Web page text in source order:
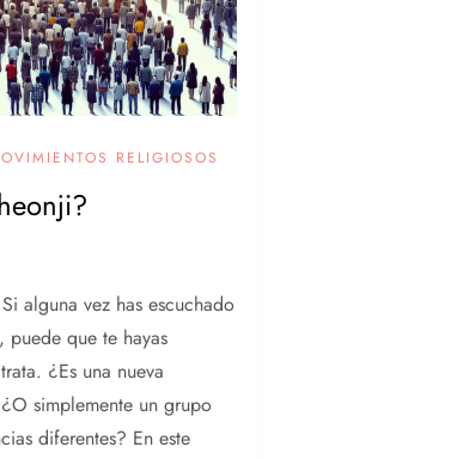
RELIGIOSOS
alguna vez has escuchado
que te hayas
¿Es una nueva
simplemente un grupo
diferentes? En este